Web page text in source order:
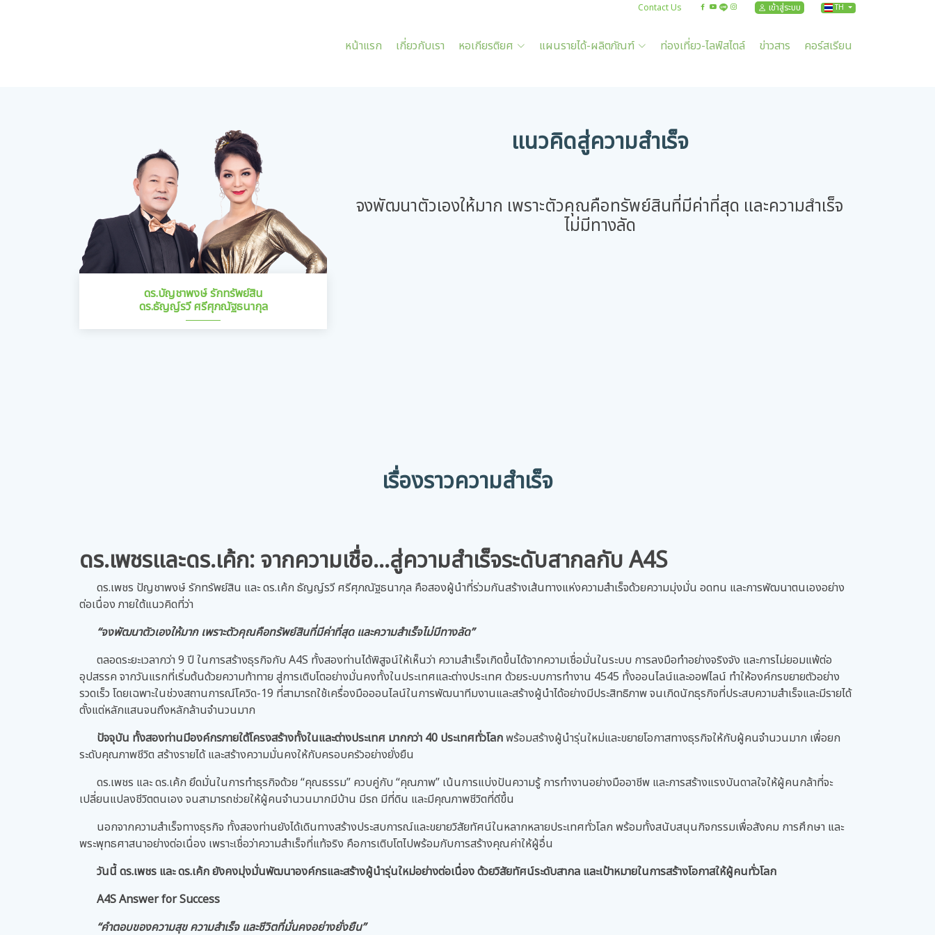
Contact Us เข้าสู่ระบบ TH
หน้าแรก เกี่ยวกับเรา หอเกียรติยศ แผนรายได้-ผลิตภัณฑ์ ท่องเที่ยว-ไลฟ์สไตล์ ข่าวสาร คอร์สเรียน
ดร.บัญชาพงษ์ รักทรัพย์สิน
ดร.ธัญญ์รวี ศรีศุภณัฐธนากุล
Senior Vice President
แนวคิดสู่ความสำเร็จ
จงพัฒนาตัวเองให้มาก เพราะตัวคุณคือทรัพย์สินที่มีค่าที่สุด และความสำเร็จ
ไม่มีทางลัด
เรื่องราวความสำเร็จ
ดร.เพชรและดร.เค้ก: จากความเชื่อ…สู่ความสำเร็จระดับสากลกับ A4S
ดร.เพชร ปัญชาพงษ์ รักทรัพย์สิน และ ดร.เค้ก ธัญญ์รวี ศรีศุภณัฐธนากุล คือสองผู้นำที่ร่วมกันสร้างเส้นทางแห่งความสำเร็จด้วยความมุ่งมั่น อดทน และการพัฒนาตนเองอย่าง
ต่อเนื่อง ภายใต้แนวคิดที่ว่า
“จงพัฒนาตัวเองให้มาก เพราะตัวคุณคือทรัพย์สินที่มีค่าที่สุด และความสำเร็จไม่มีทางลัด”
ตลอดระยะเวลากว่า 9 ปี ในการสร้างธุรกิจกับ A4S ทั้งสองท่านได้พิสูจน์ให้เห็นว่า ความสำเร็จเกิดขึ้นได้จากความเชื่อมั่นในระบบ การลงมือทำอย่างจริงจัง และการไม่ยอมแพ้ต่อ
อุปสรรค จากวันแรกที่เริ่มต้นด้วยความท้าทาย สู่การเติบโตอย่างมั่นคงทั้งในประเทศและต่างประเทศ ด้วยระบบการทำงาน 4545 ทั้งออนไลน์และออฟไลน์ ทำให้องค์กรขยายตัวอย่าง
รวดเร็ว โดยเฉพาะในช่วงสถานการณ์โควิด-19 ที่สามารถใช้เครื่องมือออนไลน์ในการพัฒนาทีมงานและสร้างผู้นำได้อย่างมีประสิทธิภาพ จนเกิดนักธุรกิจที่ประสบความสำเร็จและมีรายได้
ตั้งแต่หลักแสนจนถึงหลักล้านจำนวนมาก
ปัจจุบัน ทั้งสองท่านมีองค์กรภายใต้โครงสร้างทั้งในและต่างประเทศ มากกว่า 40 ประเทศทั่วโลกพร้อมสร้างผู้นำรุ่นใหม่และขยายโอกาสทางธุรกิจให้กับผู้คนจำนวนมาก เพื่อยก
ระดับคุณภาพชีวิต สร้างรายได้ และสร้างความมั่นคงให้กับครอบครัวอย่างยั่งยืน
ดร.เพชร และ ดร.เค้ก ยึดมั่นในการทำธุรกิจด้วย “คุณธรรม” ควบคู่กับ “คุณภาพ” เน้นการแบ่งปันความรู้ การทำงานอย่างมืออาชีพ และการสร้างแรงบันดาลใจให้ผู้คนกล้าที่จะ
เปลี่ยนแปลงชีวิตตนเอง จนสามารถช่วยให้ผู้คนจำนวนมากมีบ้าน มีรถ มีที่ดิน และมีคุณภาพชีวิตที่ดีขึ้น
นอกจากความสำเร็จทางธุรกิจ ทั้งสองท่านยังได้เดินทางสร้างประสบการณ์และขยายวิสัยทัศน์ในหลากหลายประเทศทั่วโลก พร้อมทั้งสนับสนุนกิจกรรมเพื่อสังคม การศึกษา และ
พระพุทธศาสนาอย่างต่อเนื่อง เพราะเชื่อว่าความสำเร็จที่แท้จริง คือการเติบโตไปพร้อมกับการสร้างคุณค่าให้ผู้อื่น
วันนี้ ดร.เพชร และ ดร.เค้ก ยังคงมุ่งมั่นพัฒนาองค์กรและสร้างผู้นำรุ่นใหม่อย่างต่อเนื่อง ด้วยวิสัยทัศน์ระดับสากล และเป้าหมายในการสร้างโอกาสให้ผู้คนทั่วโลก
A4S Answer for Success
“คำตอบของความสุข ความสำเร็จ และชีวิตที่มั่นคงอย่างยั่งยืน”